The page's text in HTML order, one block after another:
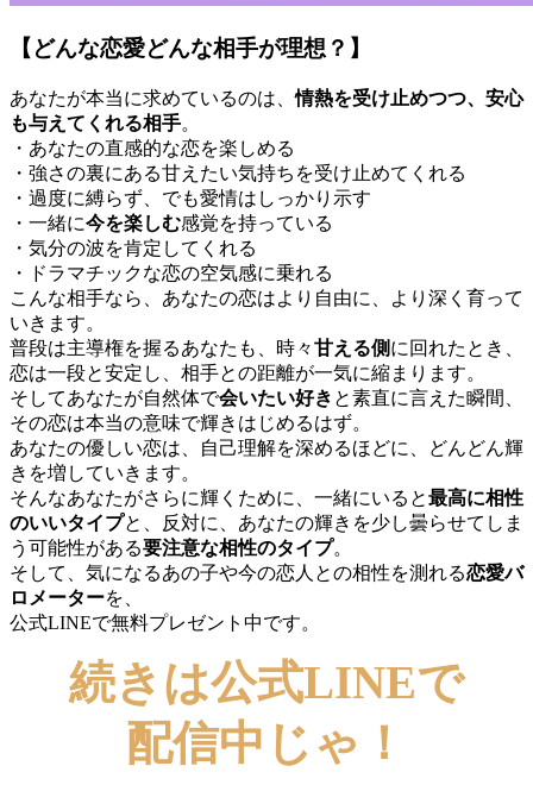
【どんな恋愛どんな相手が理想？】
あなたが本当に求めているのは、情熱を受け止めつつ、安心
も与えてくれる相手。
・あなたの直感的な恋を楽しめる
・強さの裏にある甘えたい気持ちを受け止めてくれる
・過度に縛らず、でも愛情はしっかり示す
・一緒に今を楽しむ感覚を持っている
・気分の波を肯定してくれる
・ドラマチックな恋の空気感に乗れる
こんな相手なら、あなたの恋はより自由に、より深く育って
いきます。
普段は主導権を握るあなたも、時々甘える側 に回れたとき、
恋は一段と安定し、相手との距離が一気に縮まります。
そしてあなたが自然体で会いたい好き と素直に言えた瞬間、
その恋は本当の意味で輝きはじめるはず。
あなたの優しい恋は、自己理解を深めるほどに、どんどん輝
きを増していきます。
そんなあなたがさらに輝くために、一緒にいると最高に相性
のいいタイプと、反対に、あなたの輝きを少し曇らせてしま
う可能性がある要注意な相性のタイプ。
そして、気になるあの子や今の恋人との相性を測れる恋愛バ
ロメーターを、
公式LINEで無料プレゼント中です。
続きは公式LINEで
配信中じゃ！